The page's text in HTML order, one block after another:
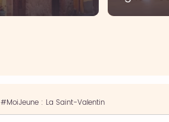
#MoiJeune : La Saint-Valentin